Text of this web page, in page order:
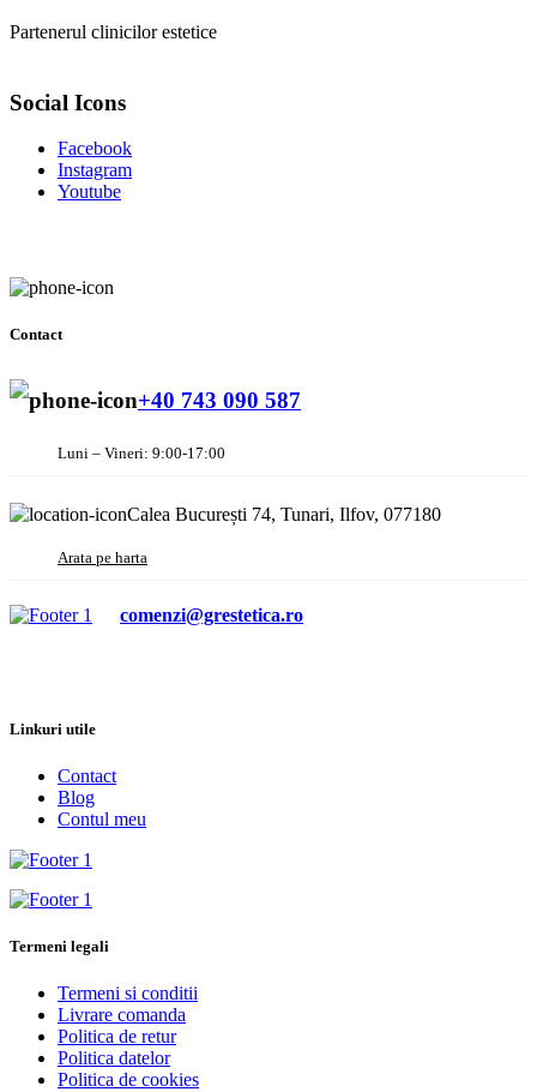
Partenerul clinicilor estetice
Social Icons
Facebook
Instagram
Youtube
Contact
+40 743 090 587
Luni – Vineri: 9:00-17:00
Calea București 74, Tunari, Ilfov, 077180
Arata pe harta
comenzi@grestetica.ro
Linkuri utile
Contact
Blog
Contul meu
Termeni legali
Termeni si conditii
Livrare comanda
Politica de retur
Politica datelor
Politica de cookies